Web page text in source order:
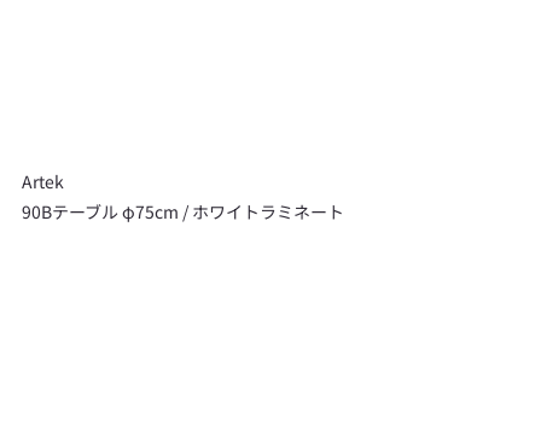
Artek
90Bテーブル φ75cm / ホワイトラミネート